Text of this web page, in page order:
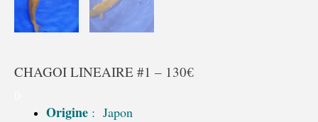
CHAGOI LINEAIRE #1 – 130€
Origine : Japon